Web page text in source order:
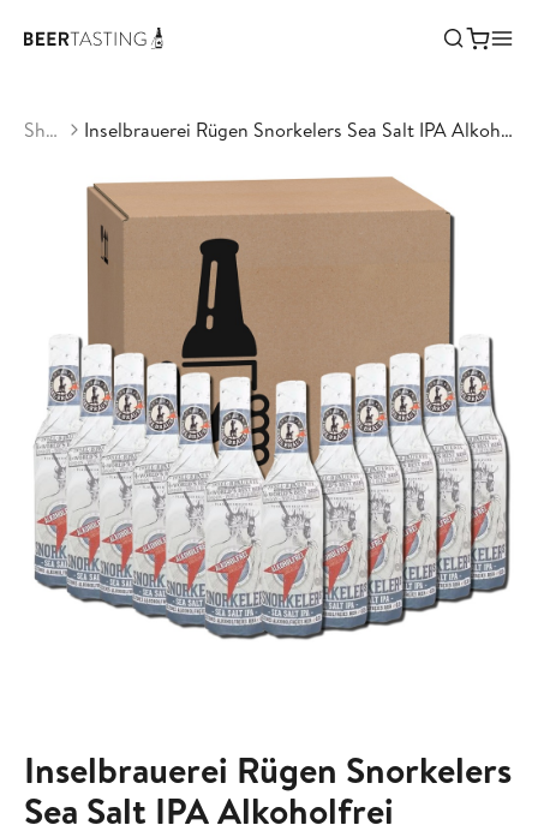
Shop Inselbrauerei Rügen Snorkelers Sea Salt IPA Alkoholfrei
Inselbrauerei Rügen Snorkelers
Sea Salt IPA Alkoholfrei